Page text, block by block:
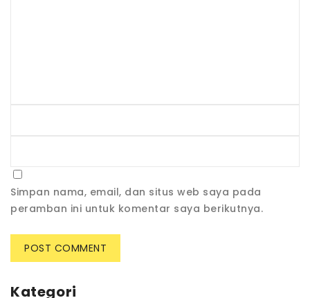
Kategori
Simpan nama, email, dan situs web saya pada
peramban ini untuk komentar saya berikutnya.